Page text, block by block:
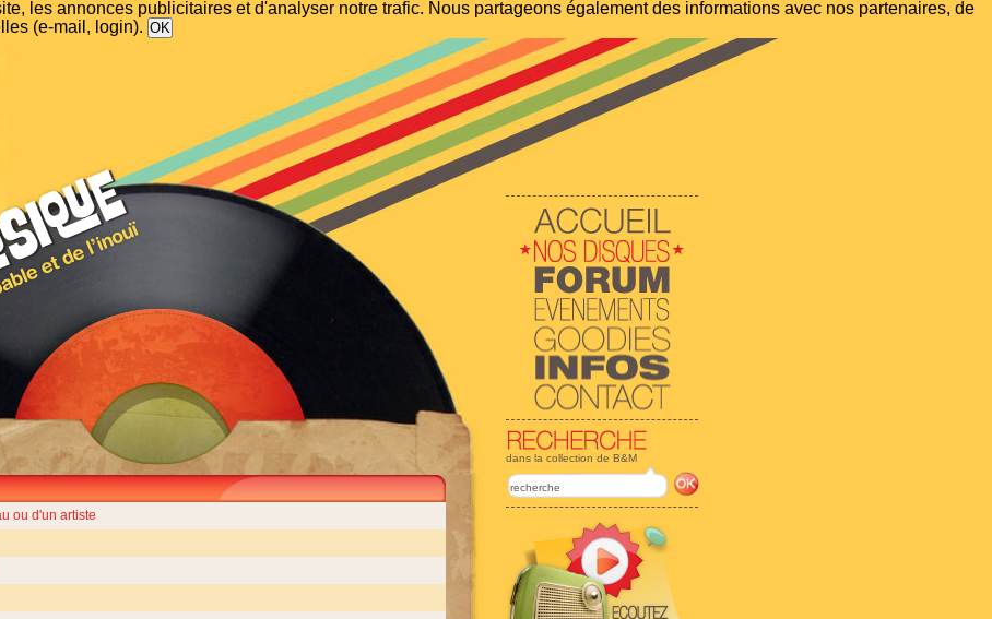
les annonces publicitaires et d'analyser notre trafic. Nous partageons également des informations avec nos partenaires, de
(e-mail, login).
dans la collection de B&M
ou d'un artiste